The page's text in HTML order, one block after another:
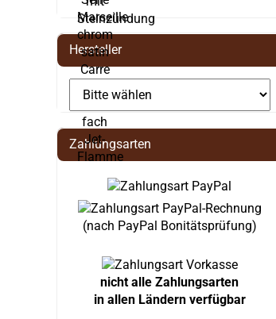
Hersteller
Zahlungsarten
(nach PayPal Bonitätsprüfung)
nicht alle Zahlungsarten
in allen Ländern verfügbar